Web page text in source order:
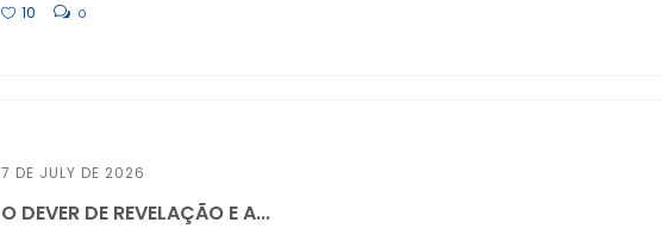
10 0
7 DE JULY DE 2026
O DEVER DE REVELAÇÃO E A...